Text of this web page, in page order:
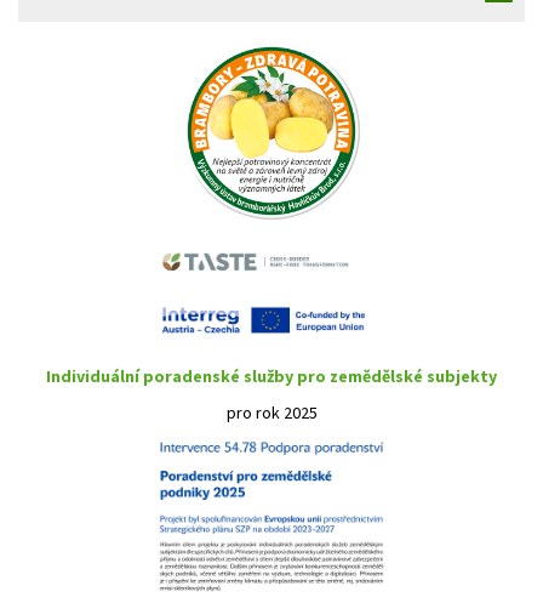
Individuální poradenské služby pro zemědělské subjekty
pro rok 2025